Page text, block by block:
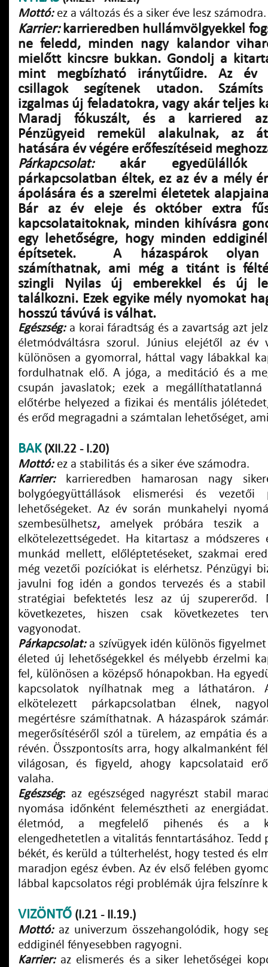
Mottó:ez a változás és a siker éve lesz számodra.
Karrier:karrieredben hullámvölgyekkel
ne feledd, minden nagy kalandor
mielőtt kincsre bukkan. Gondolj a
mint megbízható iránytűidre. Az év
csillagok segítenek utadon. Számíts
izgalmas új feladatokra, vagy akár teljes
Maradj fókuszált, és a karriered
Pénzügyeid remekül alakulnak, az
hatására év végére erőfeszítéseid
Párkapcsolat:akár egyedülállók
párkapcsolatban éltek, ez az év a mély
ápolására és a szerelmi életetek
Bár az év eleje és október extra
kapcsolataitoknak, minden kihívásra
egy lehetőségre, hogy minden
építsetek. A házaspárok olyan
számíthatnak, ami még a titánt is
szingli Nyilas új emberekkel és új
találkozni. Ezek egyike mély nyomokat
hosszú távúvá is válhat.
Egészség:a korai fáradtság és a zavartság azt
életmódváltásra szorul. Június elejétől az év
különösen a gyomorral, háttal vagy lábakkal
fordulhatnak elő. A jóga, a meditáció és a
csupán javaslatok; ezek a
előtérbe helyezed a fizikai és mentális
és erőd megragadni a számtalan lehetőséget,
BAK (XII.22 - I.20)
Mottó:ez a stabilitás és a siker éve számodra.
Karrier:karrieredben hamarosan nagy
bolygóegyüttállások elismerési és vezetői
lehetőségeket. Az év során munkahelyi
szembesülhetsz, amelyek próbára teszik a
elkötelezettségedet. Ha kitartasz a
munkád mellett, előléptetéseket, szakmai
még vezetői pozíciókat is elérhetsz. Pénzügyi
javulni fog idén a gondos tervezés és a
stratégiai befektetés lesz az új szupererőd.
következetes, hiszen csak következetes
vagyonodat.
Párkapcsolat:a szívügyek idén különös
életed új lehetőségekkel és mélyebb érzelmi
fel, különösen a középső hónapokban. Ha
kapcsolatok nyílhatnak meg a láthatáron.
elkötelezett párkapcsolatban élnek,
megértésre számíthatnak. A házaspárok
megerősítéséről szól a türelem, az empátia és
révén. Összpontosíts arra, hogy alkalmanként
világosan, és figyeld, ahogy kapcsolataid
valaha.
Egészség: az egészséged nagyrészt stabil
nyomása időnként felemésztheti az
életmód, a megfelelő pihenés és a
elengedhetetlen a vitalitás fenntartásához. Tedd
békét, és kerüld a túlterhelést, hogy tested és
maradjon egész évben. Az év első felében
lábbal kapcsolatos régi problémák újra felszínre
VIZÖNTŐ (I.21 - II.19.)
Mottó:az univerzum összehangolódik, hogy
eddiginél fényesebben ragyogni.
Karrier:az elismerés és a siker lehetőségei